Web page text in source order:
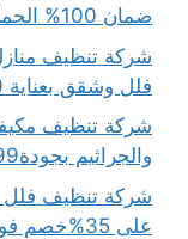
ضمان 100% الحماية الكاملة لمنزلك
فلل وشقق بعناية 100% تواصل بنا الان
والجراثيم بجودة99% اتصل بنا الان
على 35%خصم فوري